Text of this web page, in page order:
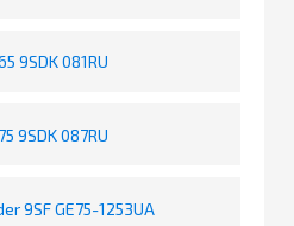
9SDK 081RU
9SDK 087RU
9SF GE75-1253UA